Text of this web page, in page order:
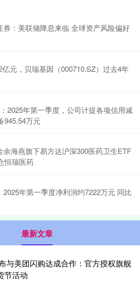
券：美联储降息来临 全球资产风险偏好
元，贝瑞基因（000710.SZ）过去4年
2025年第一季度，公司计提各项信用减
945.54万元
余海燕旗下易方达沪深300医药卫生ETF
恒瑞医药
年第一季度净利润约7222万元 同比
最新文章
与美团闪购达成合作：官方授权旗舰
节活动